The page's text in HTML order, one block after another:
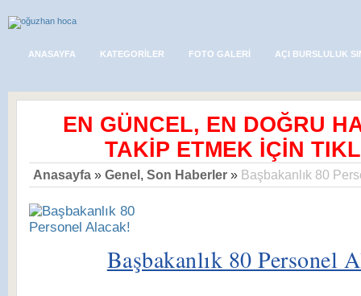
ANASAYFA KATEGORILER FOTO GALERI AÇI BURSLULUK
EN GÜNCEL, EN DOĞRU
TAKİP ETMEK İÇİN
Anasayfa » Genel, Son Haberler » Başbakanlık 80
Başbakanlık 80 Personel